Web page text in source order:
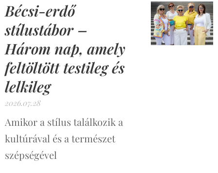
Bécsi-erdő
stílustábor –
Három nap, amely
feltöltött testileg és
lelkileg
2026.07.28
Amikor a stílus találkozik a
kultúrával és a természet
szépségével